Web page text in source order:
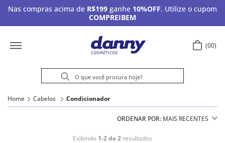
Nas compras acima de R$199 ganhe 10%OFF. Utilize o cupom
COMPREIBEM
00
Home Cabelos Condicionador
ORDENAR POR MAIS RECENTES
Exibindo 1-2 de 2 resultados